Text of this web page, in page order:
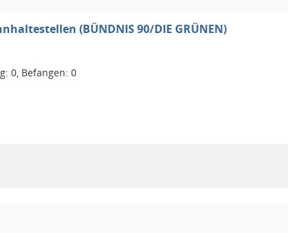
(BÜNDNIS 90/DIE GRÜNEN)
0, Befangen: 0